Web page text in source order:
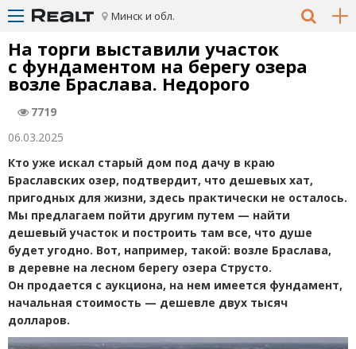
Минск и обл.
На торги выставили участок
с фундаментом на берегу озера
возле Браслава. Недорого
7719
06.03.2025
Кто уже искал старый дом под дачу в краю
Браславских озер, подтвердит, что дешевых хат,
пригодных для жизни, здесь практически не осталось.
Мы предлагаем пойти другим путем — найти
дешевый участок и построить там все, что душе
будет угодно. Вот, например, такой: возле Браслава,
в деревне на лесном берегу озера Струсто.
Он продается с аукциона, на нем имеется фундамент,
начальная стоимость — дешевле двух тысяч
долларов.